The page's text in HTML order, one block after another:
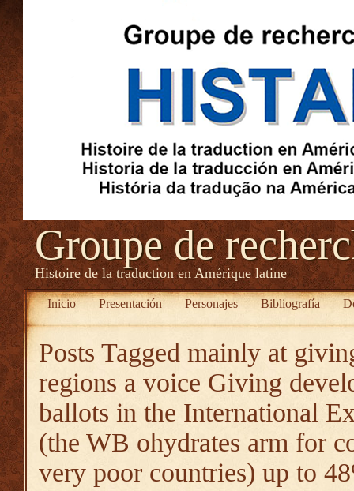
Groupe de
Histoire de la traduction en Amérique latine
Inicio Presentación Personajes Bibliografía
Posts Tagged mainly at
regions a voice Giving
ballots in the International
(the WB ohydrates arm for
very poor countries) up to